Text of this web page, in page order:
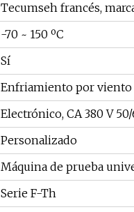
Tecumseh francés,
-70 ~ 150 ºC
Sí
Enfriamiento por
Electrónico, CA 380 V
Personalizado
Máquina de prueba
Serie F-Th